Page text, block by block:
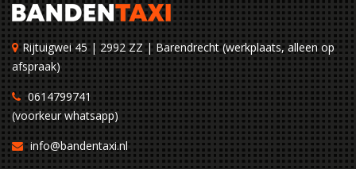
Rijtuigwei 45 | 2992 ZZ | Barendrecht (werkplaats, alleen op
afspraak)
0614799741
(voorkeur whatsapp)
info@bandentaxi.nl